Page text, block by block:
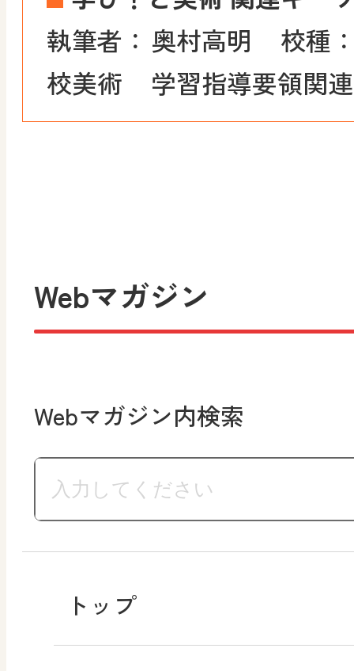
執筆者： 奥村高明
校種
校美術
学習指導要領関
Webマガジン
Webマガジン内検索
トップ